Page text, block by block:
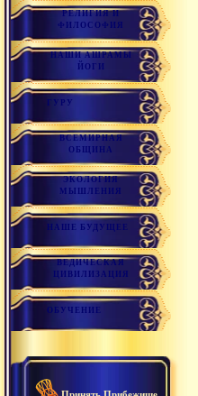
РЕЛИГИЯ И
ФИЛОСОФИЯ
НАШИ АШРАМЫ
ЙОГИ
ГУРУ
ВСЕМИРНАЯ
ОБЩИНА
ЭКОЛОГИЯ
МЫШЛЕНИЯ
НАШЕ БУДУЩЕЕ
ВЕДИЧЕСКАЯ
ЦИВИЛИЗАЦИЯ
ОБУЧЕНИЕ